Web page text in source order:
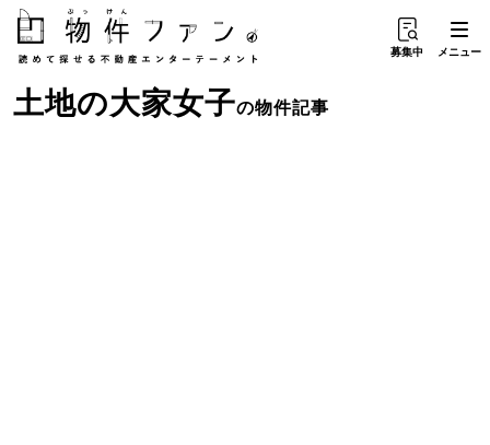
募集中 メニュー
土地の大家女子の物件記事